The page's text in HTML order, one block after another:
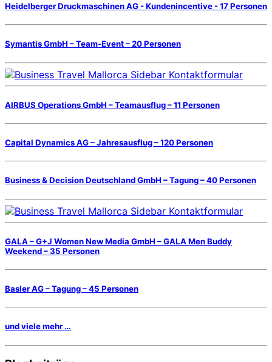
Heidelberger Druckmaschinen AG - Kundenincentive - 17 Personen
Symantis GmbH – Team-Event – 20 Personen
AIRBUS Operations GmbH – Teamausflug – 11 Personen
Capital Dynamics AG – Jahresausflug – 120 Personen
Business & Decision Deutschland GmbH – Tagung – 40 Personen
GALA – G+J Women New Media GmbH – GALA Men Buddy
Weekend – 35 Personen
Basler AG – Tagung – 45 Personen
und viele mehr …